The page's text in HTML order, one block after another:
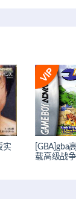
实
[GBA]gba
载高级战